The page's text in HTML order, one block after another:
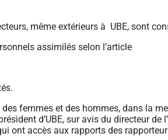
même extérieurs à UBE, sont
assimilés selon l’article
femmes et des hommes, dans la
d’UBE, sur avis du directeur de
ont accès aux rapports des